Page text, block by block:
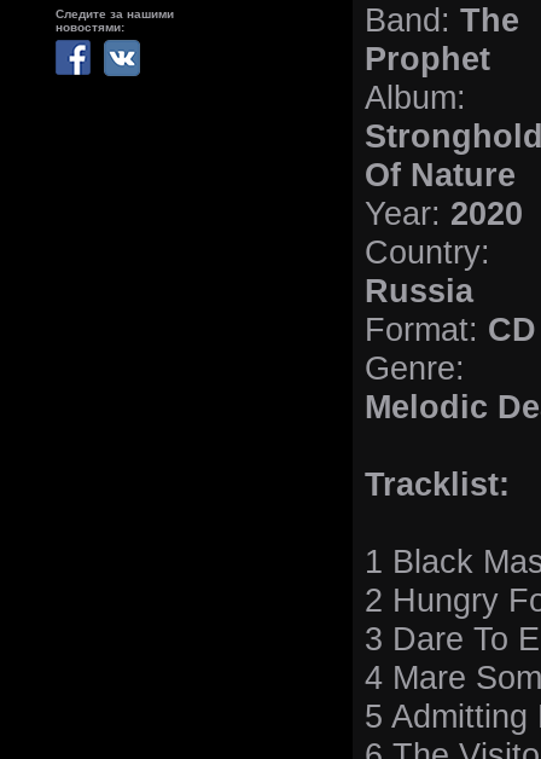
Следите за нашими
новостями:
Band: The
Prophet
Album:
Of Nature
Year: 2020
Country:
Russia
Format: CD
Genre:
Melodic
Tracklist:
1 Black
2 Hungry
3 Dare To
4 Mare
5 Admitting